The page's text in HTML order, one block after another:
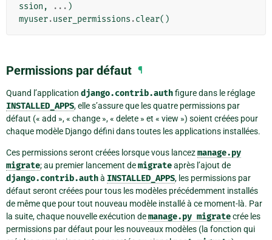
ssion , ... )
myuser.user_permissions .clear()
Permissions par défaut ¶
Quand l’application django.contrib.authfigure dans le réglage
INSTALLED_APPS, elle s’assure que les quatre permissions par
défaut (« add », « change », « delete » et « view ») soient créées pour
chaque modèle Django défini dans toutes les applications installées.
Ces permissions seront créées lorsque vous lancezmanage.py
migrate; au premier lancement demigrateaprès l’ajout de
django.contrib.authà INSTALLED_APPS, les permissions par
défaut seront créées pour tous les modèles précédemment installés
de même que pour tout nouveau modèle installé à ce moment-là. Par
la suite, chaque nouvelle exécution demanage.py migratecrée les
permissions par défaut pour les nouveaux modèles (la fonction qui